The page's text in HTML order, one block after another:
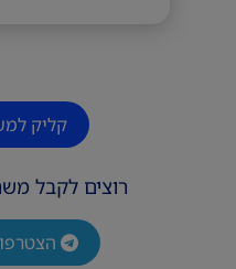
קליק
רוצים לקבל